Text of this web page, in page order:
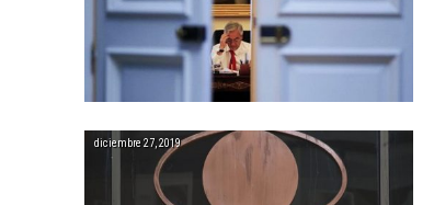
diciembre 27, 2019